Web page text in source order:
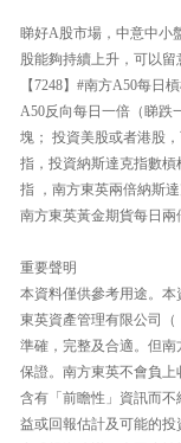
睇好A股市場，中意中小
股能夠持續上升，可以留
【7248】#南方A50每日
A50反向每日一倍（睇跌
塊； 投資美股或者港股
指，投資納斯達克指數槓
指 ，南方東英兩倍納斯
南方東英黃金期貨每日兩
重要聲明
本資料僅供參考用途。
東英資產管理有限公司
準確，完整及合適。但
保證。南方東英不會負
含有「前瞻性」資訊而
益或回報估計及可能的